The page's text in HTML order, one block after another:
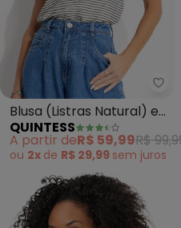
Blusa (Listras Natural) em
Malha
QUINTESS
A partir deR$ 59,99R$
ou 2x de R$ 29,99 sem juros